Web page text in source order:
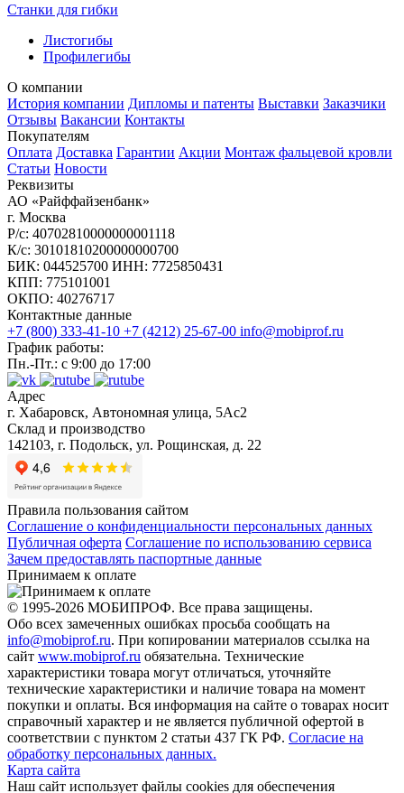
Станки для гибки
Листогибы
Профилегибы
О компании
История компании Дипломы и патенты Выставки Заказчики
Отзывы Вакансии Контакты
Покупателям
Оплата Доставка Гарантии Акции Монтаж фальцевой кровли
Статьи Новости
Реквизиты
АО «Райффайзенбанк»
г. Москва
Р/с: 40702810000000001118
К/с: 30101810200000000700
БИК: 044525700 ИНН: 7725850431
КПП: 775101001
ОКПО: 40276717
Контактные данные
+7 (800) 333-41-10 +7 (4212) 25-67-00 info@mobiprof.ru
График работы:
Пн.-Пт.: с 9:00 до 17:00
Адрес
г. Хабаровск, Автономная улица, 5Ас2
Склад и производство
142103, г. Подольск, ул. Рощинская, д. 22
Правила пользования сайтом
Соглашение о конфиденциальности персональных данных
Публичная оферта Соглашение по использованию сервиса
Зачем предоставлять паспортные данные
Принимаем к оплате
© 1995-2026 МОБИПРОФ. Все права защищены.
Обо всех замеченных ошибках просьба сообщать на
info@mobiprof.ru. При копировании материалов ссылка на
сайт www.mobiprof.ru обязательна. Технические
характеристики товара могут отличаться, уточняйте
технические характеристики и наличие товара на момент
покупки и оплаты. Вся информация на сайте о товарах носит
справочный характер и не является публичной офертой в
соответствии с пунктом 2 статьи 437 ГК РФ. Согласие на
обработку персональных данных.
Карта сайта
Наш сайт использует файлы cookies для обеспечения